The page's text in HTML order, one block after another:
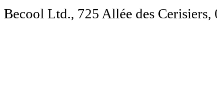
Becool Ltd., 725 Allée des